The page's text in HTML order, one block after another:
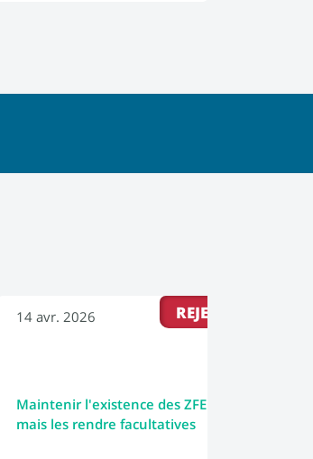
REJETÉ
14 avr. 2026
Maintenir l'existence des ZFE
mais les rendre facultatives